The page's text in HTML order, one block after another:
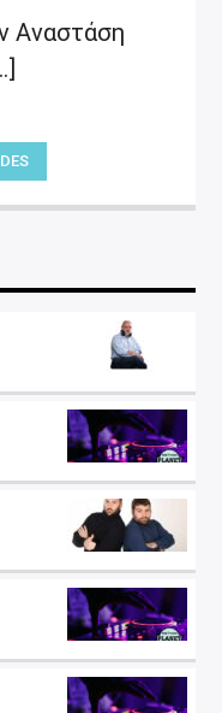
Αναστάση